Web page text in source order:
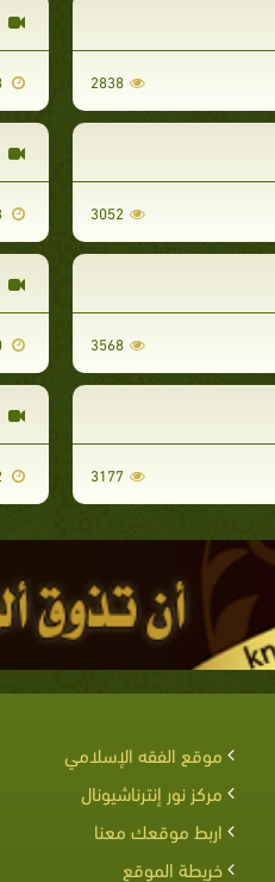
2838
2011-09-08
3052
2011-08-23
3568
2011-08-20
3177
موقع الفقه الإسلامي
مركز نور إنترناشيونال
اربط موقعك معنا
خريطة الموقع